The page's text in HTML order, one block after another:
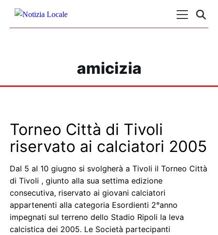
amicizia
Torneo Città di Tivoli
riservato ai calciatori 2005
Dal 5 al 10 giugno si svolgherà a Tivoli il Torneo Città
di Tivoli , giunto alla sua settima edizione
consecutiva, riservato ai giovani calciatori
appartenenti alla categoria Esordienti 2°anno
impegnati sul terreno dello Stadio Ripoli la leva
calcistica dei 2005. Le Società partecipanti